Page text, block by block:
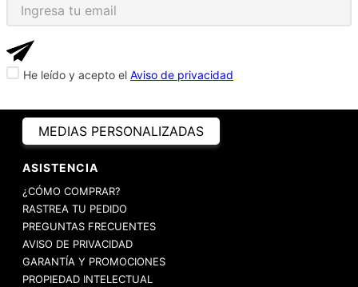
He leído y acepto el Aviso de privacidad
MEDIAS PERSONALIZADAS
ASISTENCIA
¿CÓMO COMPRAR?
RASTREA TU PEDIDO
PREGUNTAS FRECUENTES
AVISO DE PRIVACIDAD
GARANTÍA Y PROMOCIONES
PROPIEDAD INTELECTUAL